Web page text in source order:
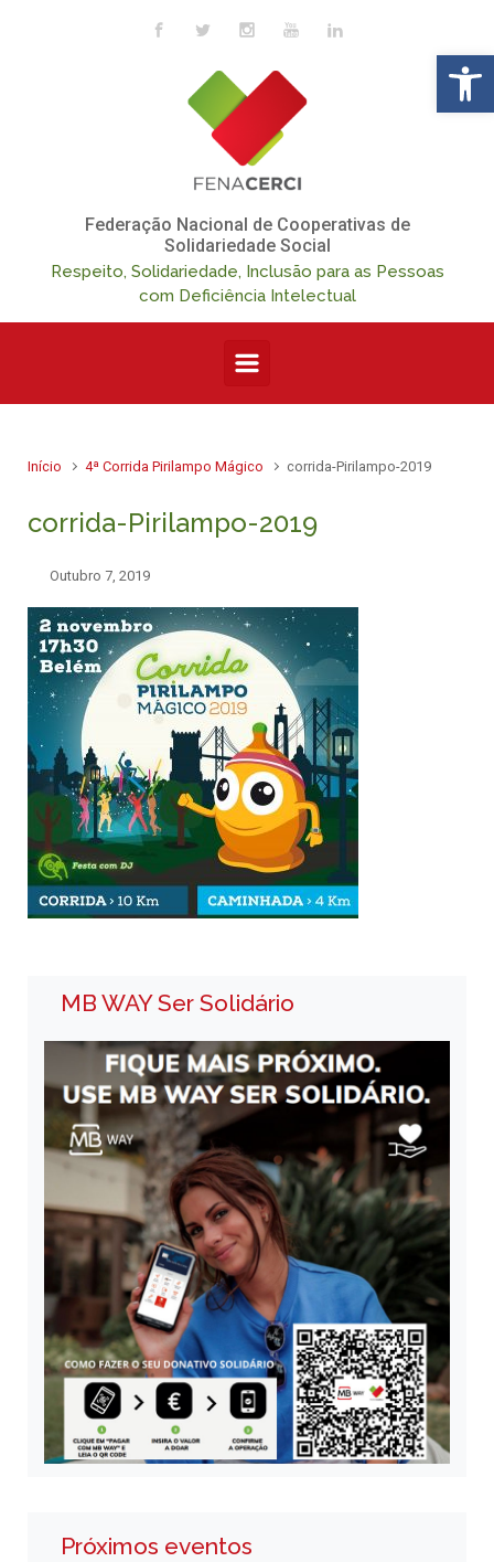
Skip to main content
Federação Nacional de Cooperativas de
Solidariedade Social
Respeito, Solidariedade, Inclusão para as Pessoas
com Deficiência Intelectual
Início 4ª Corrida Pirilampo Mágico corrida-Pirilampo-2019
corrida-Pirilampo-2019
Outubro 7, 2019
MB WAY Ser Solidário
Próximos eventos